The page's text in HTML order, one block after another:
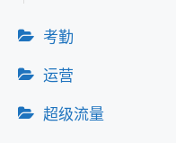
考勤
运营
超级流量